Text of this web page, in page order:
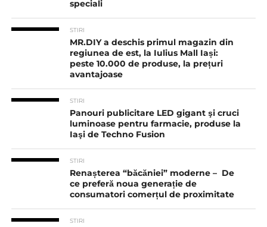
speciali
STIRI
MR.DIY a deschis primul magazin din
regiunea de est, la Iulius Mall Iași:
peste 10.000 de produse, la prețuri
avantajoase
STIRI
Panouri publicitare LED gigant şi cruci
luminoase pentru farmacie, produse la
Iaşi de Techno Fusion
STIRI
Renașterea “băcăniei” moderne – De
ce preferă noua generație de
consumatori comerțul de proximitate
STIRI